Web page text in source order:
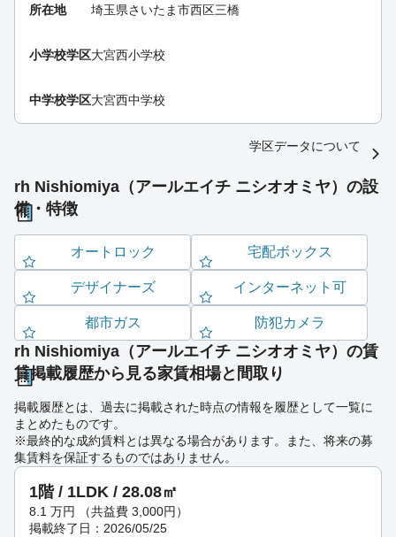
所在地 埼玉県さいたま市西区三橋
小学校学区大宮西小学校
中学校学区大宮西中学校
学区データについて
rh Nishiomiya（アールエイチ ニシオオミヤ）の設
備・特徴
オートロック 宅配ボックス
デザイナーズ インターネット可
都市ガス 防犯カメラ
rh Nishiomiya（アールエイチ ニシオオミヤ）の賃
貸掲載履歴から見る家賃相場と間取り
掲載履歴とは、過去に掲載された時点の情報を履歴として一覧に
まとめたものです。
※最終的な成約賃料とは異なる場合があります。また、将来の募
集賃料を保証するものではありません。
1階 / 1LDK / 28.08㎡
8.1 万円 （共益費 3,000円）
掲載終了日：2026/05/25